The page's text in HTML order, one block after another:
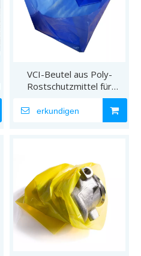
VCI-Beutel aus Poly-
Rostschutzmittel für
erkundigen